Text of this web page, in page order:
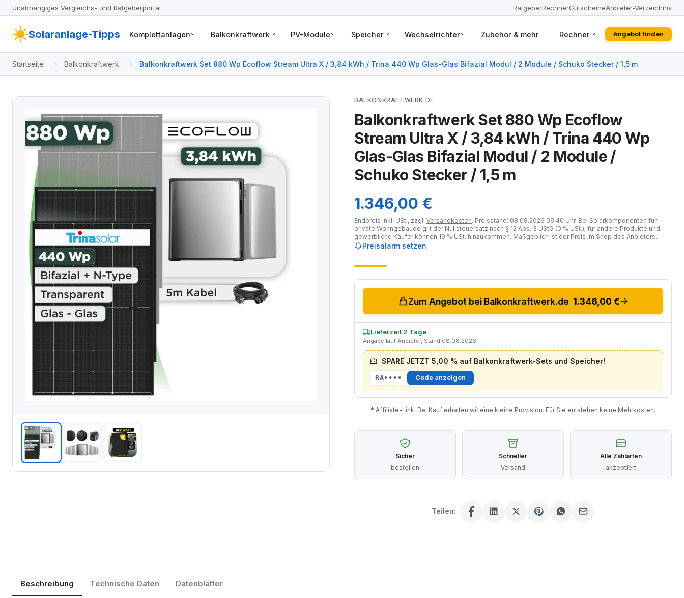
Unabhängiges Vergleichs- und Ratgeberportal RatgeberRechnerGutscheineAnbieter-Verzeichnis
Solaranlage-Tipps Komplettanlagen Balkonkraftwerk PV-Module Speicher Wechselrichter Zubehör & mehr Rechner Angebot finden
Startseite Balkonkraftwerk Balkonkraftwerk Set 880 Wp Ecoflow Stream Ultra X / 3,84 kWh / Trina 440 Wp Glas-Glas Bifazial Modul / 2 Module / Schuko Stecker / 1,5 m
BALKONKRAFTWERK.DE
Balkonkraftwerk Set 880 Wp Ecoflow
Stream Ultra X / 3,84 kWh / Trina 440 Wp
Glas-Glas Bifazial Modul / 2 Module /
Schuko Stecker / 1,5 m
1.346,00 €
Endpreis inkl. USt., zzgl. Versandkosten. Preisstand: 08.08.2026 09:40 Uhr. Bei Solarkomponenten für
private Wohngebäude gilt der Nullsteuersatz nach § 12 Abs. 3 UStG (0 % USt.); für andere Produkte und
gewerbliche Käufer können 19 % USt. hinzukommen. Maßgeblich ist der Preis im Shop des Anbieters.
Preisalarm setzen
Zum Angebot bei Balkonkraftwerk.de 1.346,00 €
Lieferzeit 2 Tage
Angabe laut Anbieter, Stand 08.08.2026
SPARE JETZT 5,00 % auf Balkonkraftwerk-Sets und Speicher!
BA•••• Code anzeigen
* Affiliate-Link: Bei Kauf erhalten wir eine kleine Provision. Für Sie entstehen keine Mehrkosten.
Sicher
bestellen
Schneller
Versand
Alle Zahlarten
akzeptiert
Teilen:
Beschreibung Technische Daten Datenblätter